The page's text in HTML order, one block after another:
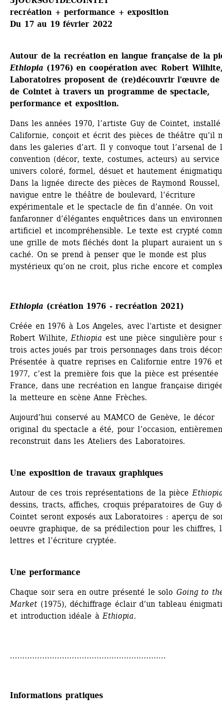
recréation + performance + exposition
Du 17 au 19 février 2022
Autour de la recréation en langue française de la
Ethiopia (1976) en coopération avec Robert
Laboratoires proposent de (re)découvrir l'œuvre de
de Cointet à travers un programme de spectacle,
performance et exposition.
Dans les années 1970, l’artiste Guy de Cointet,
Californie, conçoit et écrit des pièces de théâtre qu’il
dans les galeries d’art. Il y convoque tout l’arsenal de
convention (décor, texte, costumes, acteurs) au service
univers coloré, formel, désuet et hautement
Dans la lignée directe des pièces de Raymond Roussel,
navigue entre le théâtre de boulevard, l’écriture
expérimentale et le spectacle de fin d’année. On voit
fanfaronner d’élégantes enquêtrices dans un
artificiel et incompréhensible. Le texte est crypté
une grille de mots fléchés dont la plupart auraient un
caché. On se prend à penser que le monde est plus
mystérieux qu’on ne croit, plus riche encore et
Ethiopia (création 1976 - recréation 2021)
Créée en 1976 à Los Angeles, avec l'artiste et designer
Robert Wilhite, Ethiopia est une pièce singulière pour
trois actes joués par trois personnages dans trois
Présentée à quatre reprises en Californie entre 1976 et
1977, c’est la première fois que la pièce est présentée
France, dans une recréation en langue française
la metteure en scène Anne Frèches.
Aujourd’hui conservé au MAMCO de Genève, le décor
original du spectacle a été, pour l’occasion,
reconstruit dans les Ateliers des Laboratoires.
Une exposition de travaux graphiques
Autour de ces trois représentations de la pièce
dessins, tracts, affiches, croquis préparatoires de Guy
Cointet seront exposés aux Laboratoires : aperçu de
oeuvre graphique, de sa prédilection pour les chiffres,
lettres et l’écriture cryptée.
Une performance
Chaque soir sera en outre présenté le solo Going to
Market (1975), déchiffrage éclair d’un tableau
et introduction idéale à Ethiopia.
...............................................................
Informations pratiques